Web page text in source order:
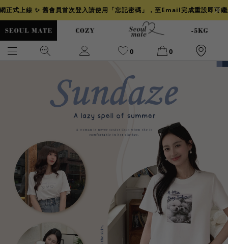
正式上線 ✨ 舊會員首次登入請使用「忘記密碼」，至Email完成重設即可
0 0
背心
透膚 小香 牛仔
襯衫 褲裙 冰感
涼感